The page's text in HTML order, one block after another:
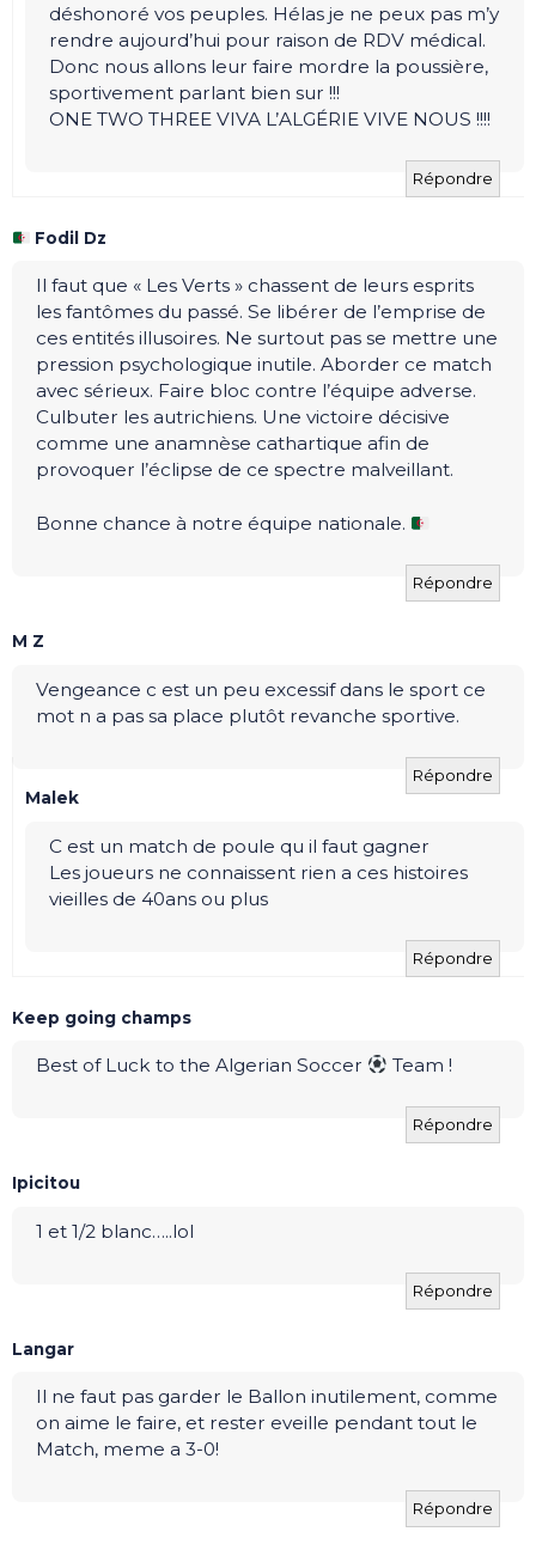
déshonoré vos peuples. Hélas je ne peux pas m’y
rendre aujourd’hui pour raison de RDV médical.
Donc nous allons leur faire mordre la poussière,
sportivement parlant bien sur !!!
ONE TWO THREE VIVA L’ALGÉRIE VIVE NOUS !!!!
Répondre
Fodil Dz
Il faut que « Les Verts » chassent de leurs esprits
les fantômes du passé. Se libérer de l’emprise de
ces entités illusoires. Ne surtout pas se mettre une
pression psychologique inutile. Aborder ce match
avec sérieux. Faire bloc contre l’équipe adverse.
Culbuter les autrichiens. Une victoire décisive
comme une anamnèse cathartique afin de
provoquer l’éclipse de ce spectre malveillant.
Bonne chance à notre équipe nationale.
Répondre
M Z
Vengeance c est un peu excessif dans le sport ce
mot n a pas sa place plutôt revanche sportive.
Répondre
Malek
C est un match de poule qu il faut gagner
Les joueurs ne connaissent rien a ces histoires
vieilles de 40ans ou plus
Répondre
Keep going champs
Best of Luck to the Algerian Soccer Team !
Répondre
Ipicitou
1 et 1/2 blanc…..lol
Répondre
Langar
Il ne faut pas garder le Ballon inutilement, comme
on aime le faire, et rester eveille pendant tout le
Match, meme a 3-0!
Répondre